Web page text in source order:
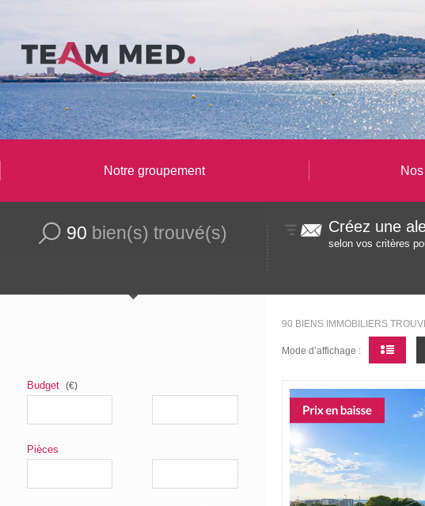
Notre groupement
90 bien(s) trouvé(s) Créez une
selon vos critères
Budget (€)
Pièces
90 BIENS IMMOBILIERS
Mode d’affichage :